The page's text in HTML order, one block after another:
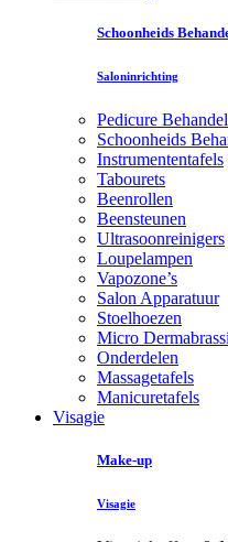
Schoonheids
Saloninrichting
Pedicure
Schoonheids
Instrumententafels
Tabourets
Beenrollen
Beensteunen
Ultrasoonreinigers
Loupelampen
Vapozone’s
Salon Apparatuur
Stoelhoezen
Micro
Onderdelen
Massagetafels
Manicuretafels
Visagie
Make-up
Visagie